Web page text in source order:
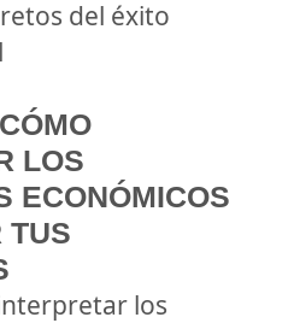
del éxito
LOS
ECONÓMICOS
TUS
los